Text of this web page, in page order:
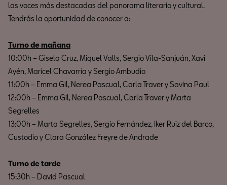
las voces más destacadas del panorama literario y cultural.
Tendrás la oportunidad de conocer a:
Turno de mañana
10:00h – Gisela Cruz, Miquel Valls, Sergio Vila-Sanjuán, Xavi
Ayén, Maricel Chavarría y Sergio Ambudio
11:00h – Emma Gil, Nerea Pascual, Carla Traver y Savina Paul
12:00h – Emma Gil, Nerea Pascual, Carla Traver y Marta
Segrelles
13:00h – Marta Segrelles, Sergio Fernández, Iker Ruiz del Barco,
Custodio y Clara González Freyre de Andrade
Turno de tarde
15:30h – David Pascual